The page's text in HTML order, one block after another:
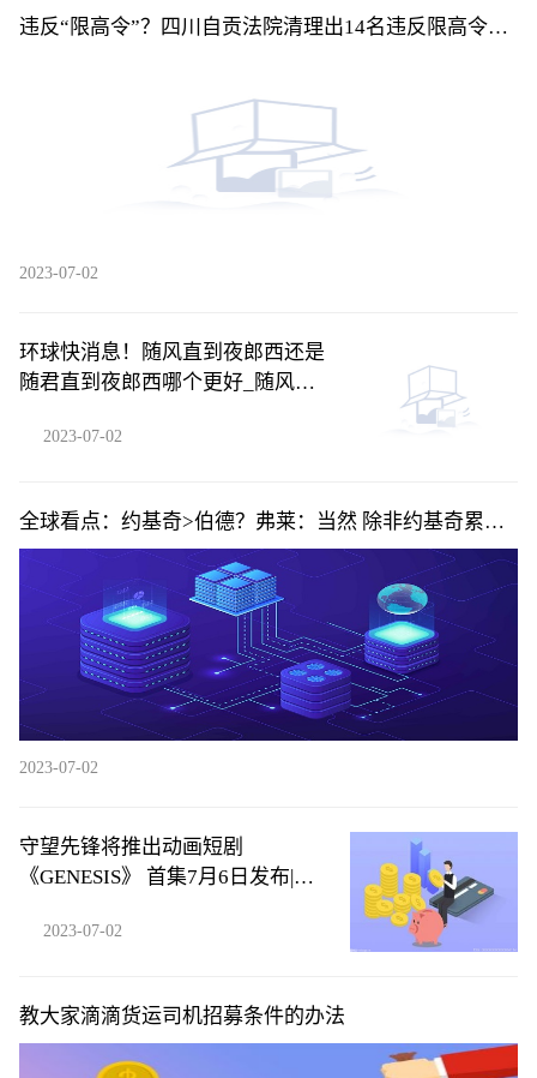
违反“限高令”？四川自贡法院清理出14名违反限高令乘
2023-07-02
环球快消息！随风直到夜郎西还是
随君直到夜郎西哪个更好_随风直
2023-07-02
全球看点：约基奇>伯德？弗莱：当然 除非约基奇累了
否则你不可能防住他
2023-07-02
守望先锋将推出动画短剧
《GENESIS》 首集7月6日发布|环
2023-07-02
教大家滴滴货运司机招募条件的办法